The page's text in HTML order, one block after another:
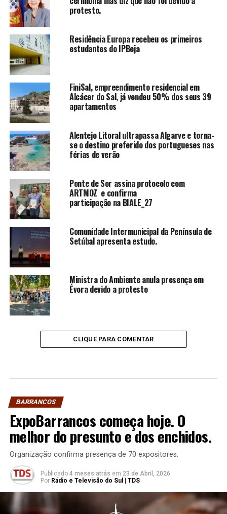
protesto.
Residência Europa recebeu os primeiros
estudantes do IPBeja
FiniSal, empreendimento residencial em
Alcácer do Sal, já vendeu 50% dos seus 39
apartamentos
Alentejo Litoral ultrapassa Algarve e torna-
se o destino preferido dos portugueses nas
férias de verão
Ponte de Sor assina protocolo com
ARTMOZ e confirma
participação na BIALE_27
Comunidade Intermunicipal da Península de
Setúbal apresenta estudo.
Ministra do Ambiente anula presença em
Évora devido a protesto
CLIQUE PARA COMENTAR
BARRANCOS
ExpoBarrancos começa hoje. O
melhor do presunto e dos enchidos.
Organização confirma presença de 70 expositores.
Publicado 4 meses atrás em 23 de Abril, 2026
Por Rádio e Televisão do Sul | TDS